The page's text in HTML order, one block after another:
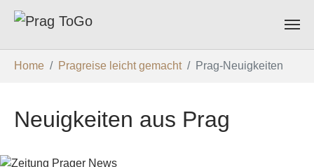
Home Pragreise leicht gemacht Prag-Neuigkeiten
Neuigkeiten aus Prag